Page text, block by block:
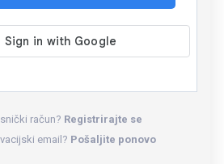
račun? Registrirajte se
email? Pošaljite ponovo